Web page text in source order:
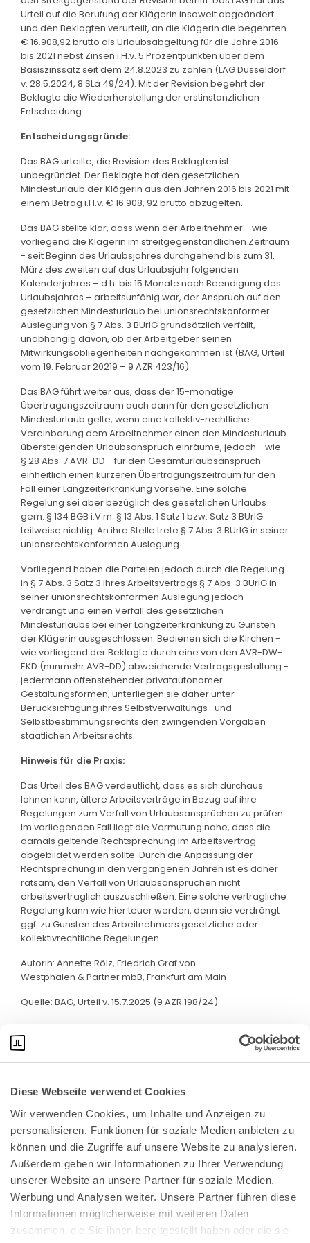
Diese Webseite verwendet Cookies
Wir verwenden Cookies, um Inhalte und Anzeigen zu
personalisieren, Funktionen für soziale Medien anbieten zu
können und die Zugriffe auf unsere Website zu analysieren.
Außerdem geben wir Informationen zu Ihrer Verwendung
unserer Website an unsere Partner für soziale Medien,
Werbung und Analysen weiter. Unsere Partner führen diese
Informationen möglicherweise mit weiteren Daten
zusammen, die Sie ihnen bereitgestellt haben oder die sie
Urteil auf die Berufung der Klägerin insoweit abgeändert
und den Beklagten verurteilt, an die Klägerin die begehrten
€ 16.908,92 brutto als Urlaubsabgeltung für die Jahre 2016
bis 2021 nebst Zinsen i.H.v. 5 Prozentpunkten über dem
Basiszinssatz seit dem 24.8.2023 zu zahlen (LAG Düsseldorf
v. 28.5.2024, 8 SLa 49/24). Mit der Revision begehrt der
Beklagte die Wiederherstellung der erstinstanzlichen
Entscheidung.
Entscheidungsgründe:
Das BAG urteilte, die Revision des Beklagten ist
unbegründet. Der Beklagte hat den gesetzlichen
Mindesturlaub der Klägerin aus den Jahren 2016 bis 2021 mit
einem Betrag i.H.v. € 16.908, 92 brutto abzugelten.
Das BAG stellte klar, dass wenn der Arbeitnehmer - wie
vorliegend die Klägerin im streitgegenständlichen Zeitraum
- seit Beginn des Urlaubsjahres durchgehend bis zum 31.
März des zweiten auf das Urlaubsjahr folgenden
Kalenderjahres – d.h. bis 15 Monate nach Beendigung des
Urlaubsjahres – arbeitsunfähig war, der Anspruch auf den
gesetzlichen Mindesturlaub bei unionsrechtskonformer
Auslegung von § 7 Abs. 3 BUrlG grundsätzlich verfällt,
unabhängig davon, ob der Arbeitgeber seinen
Mitwirkungsobliegenheiten nachgekommen ist (BAG, Urteil
vom 19. Februar 20219 – 9 AZR 423/16).
Das BAG führt weiter aus, dass der 15-monatige
Übertragungszeitraum auch dann für den gesetzlichen
Mindesturlaub gelte, wenn eine kollektiv-rechtliche
Vereinbarung dem Arbeitnehmer einen den Mindesturlaub
übersteigenden Urlaubsanspruch einräume, jedoch - wie
§ 28 Abs. 7 AVR-DD - für den Gesamturlaubsanspruch
einheitlich einen kürzeren Übertragungszeitraum für den
Fall einer Langzeiterkrankung vorsehe. Eine solche
Regelung sei aber bezüglich des gesetzlichen Urlaubs
gem. § 134 BGB i.V.m. § 13 Abs. 1 Satz 1 bzw. Satz 3 BUrlG
teilweise nichtig. An ihre Stelle trete § 7 Abs. 3 BUrlG in seiner
unionsrechtskonformen Auslegung.
Vorliegend haben die Parteien jedoch durch die Regelung
in § 7 Abs. 3 Satz 3 ihres Arbeitsvertrags § 7 Abs. 3 BUrlG in
seiner unionsrechtskonformen Auslegung jedoch
verdrängt und einen Verfall des gesetzlichen
Mindesturlaubs bei einer Langzeiterkrankung zu Gunsten
der Klägerin ausgeschlossen. Bedienen sich die Kirchen -
wie vorliegend der Beklagte durch eine von den AVR-DW-
EKD (nunmehr AVR-DD) abweichende Vertragsgestaltung -
jedermann offenstehender privatautonomer
Gestaltungsformen, unterliegen sie daher unter
Berücksichtigung ihres Selbstverwaltungs- und
Selbstbestimmungsrechts den zwingenden Vorgaben
staatlichen Arbeitsrechts.
Hinweis für die Praxis:
Das Urteil des BAG verdeutlicht, dass es sich durchaus
lohnen kann, ältere Arbeitsverträge in Bezug auf ihre
Regelungen zum Verfall von Urlaubsansprüchen zu prüfen.
Im vorliegenden Fall liegt die Vermutung nahe, dass die
damals geltende Rechtsprechung im Arbeitsvertrag
abgebildet werden sollte. Durch die Anpassung der
Rechtsprechung in den vergangenen Jahren ist es daher
ratsam, den Verfall von Urlaubsansprüchen nicht
arbeitsvertraglich auszuschließen. Eine solche vertragliche
Regelung kann wie hier teuer werden, denn sie verdrängt
ggf. zu Gunsten des Arbeitnehmers gesetzliche oder
kollektivrechtliche Regelungen.
Autorin: Annette Rölz, Friedrich Graf von
Westphalen & Partner mbB, Frankfurt am Main
Quelle: BAG, Urteil v. 15.7.2025 (9 AZR 198/24)
Bundeskanzlerplatz 2
53113 Bonn
Pressemitteilungen|AGB